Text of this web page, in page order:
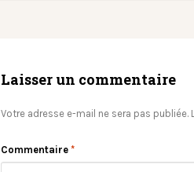
Laisser un commentaire
Votre adresse e-mail ne sera pas publiée.
Commentaire *